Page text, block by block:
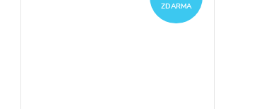
ZDARMA